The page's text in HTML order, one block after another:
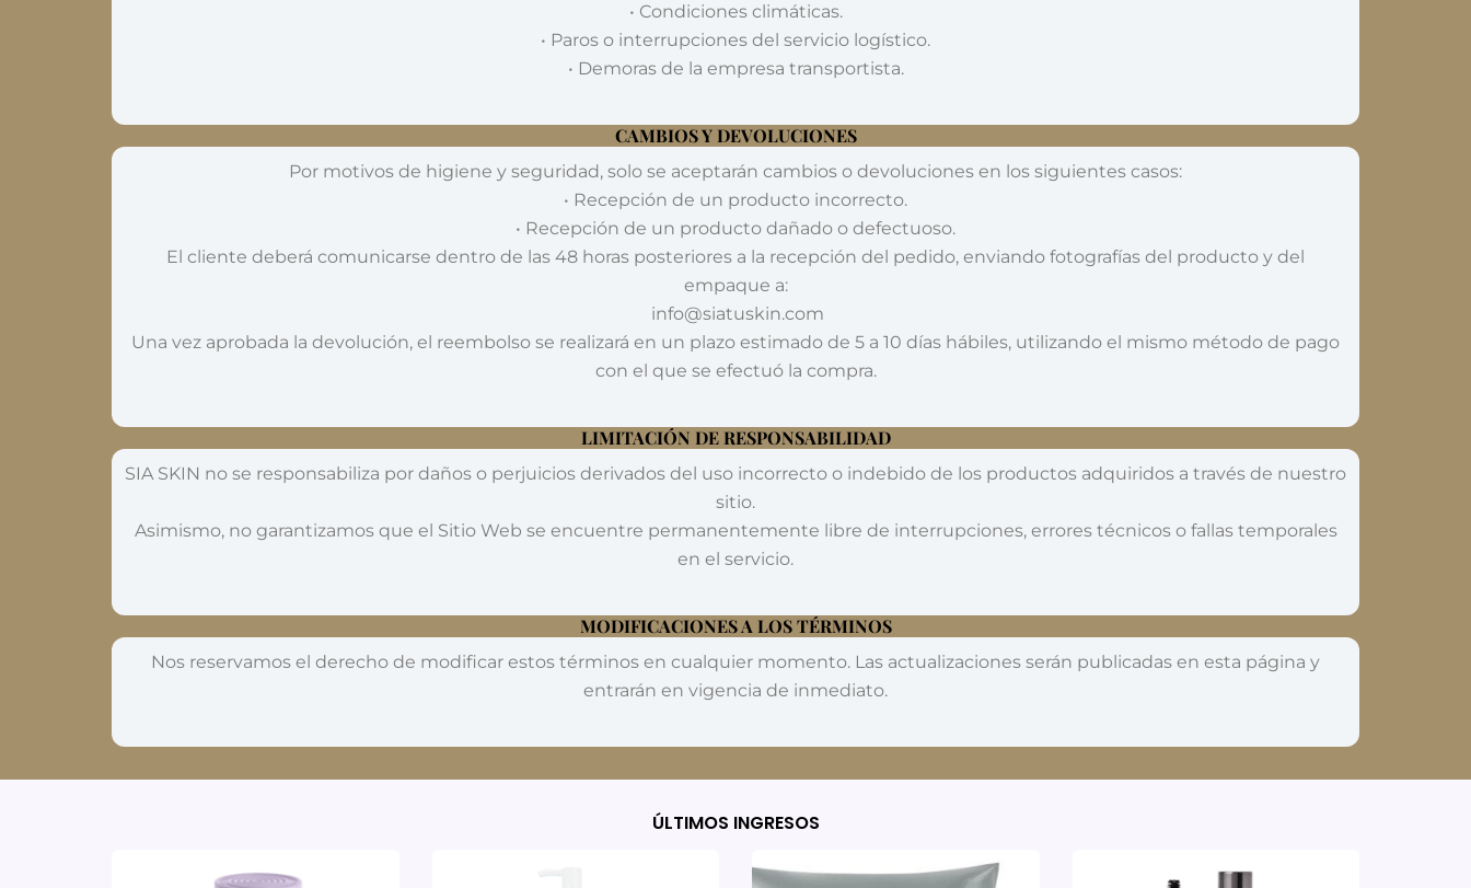
• Condiciones climáticas.
• Paros o interrupciones del servicio logístico.
• Demoras de la empresa transportista.
CAMBIOS Y DEVOLUCIONES
Por motivos de higiene y seguridad, solo se aceptarán cambios o devoluciones en los siguientes casos:
• Recepción de un producto incorrecto.
• Recepción de un producto dañado o defectuoso.
El cliente deberá comunicarse dentro de las 48 horas posteriores a la recepción del pedido, enviando fotografías del producto y del
empaque a:
info@siatuskin.com
Una vez aprobada la devolución, el reembolso se realizará en un plazo estimado de 5 a 10 días hábiles, utilizando el mismo método de pago
con el que se efectuó la compra.
LIMITACIÓN DE RESPONSABILIDAD
SIA SKIN no se responsabiliza por daños o perjuicios derivados del uso incorrecto o indebido de los productos adquiridos a través de nuestro
sitio.
Asimismo, no garantizamos que el Sitio Web se encuentre permanentemente libre de interrupciones, errores técnicos o fallas temporales
en el servicio.
MODIFICACIONES A LOS TÉRMINOS
Nos reservamos el derecho de modificar estos términos en cualquier momento. Las actualizaciones serán publicadas en esta página y
entrarán en vigencia de inmediato.
ÚLTIMOS INGRESOS
producto